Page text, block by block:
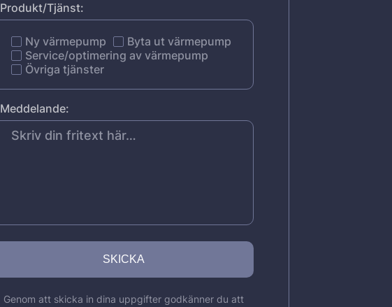
Produkt/Tjänst:
Ny värmepump
Byta ut värmepump
Service/optimering av värmepump
Övriga tjänster
Meddelande:
Genom att skicka in dina uppgifter godkänner du att